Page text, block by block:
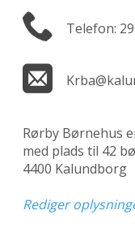
Telefon:
Rørby Børnehus
med plads til 42
4400 Kalundborg
Rediger